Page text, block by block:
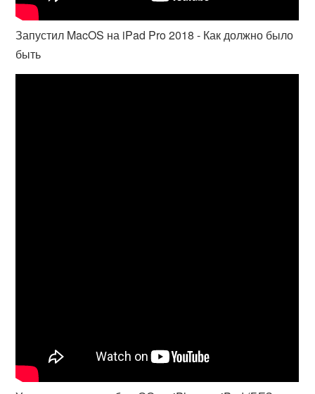
Запустил MacOS на iPad Pro 2018 - Как должно было
быть